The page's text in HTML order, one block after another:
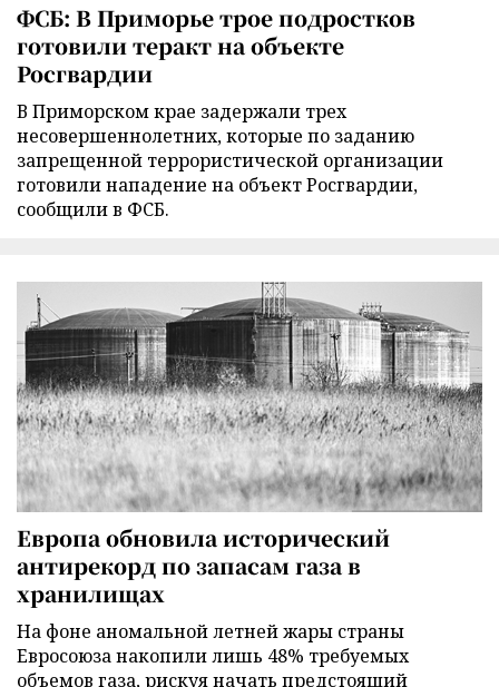
ФСБ: В Приморье трое подростков
готовили теракт на объекте
Росгвардии
В Приморском крае задержали трех
несовершеннолетних, которые по заданию
запрещенной террористической организации
готовили нападение на объект Росгвардии,
сообщили в ФСБ.
Европа обновила исторический
антирекорд по запасам газа в
хранилищах
На фоне аномальной летней жары страны
Евросоюза накопили лишь 48% требуемых
объемов газа, рискуя начать предстоящий